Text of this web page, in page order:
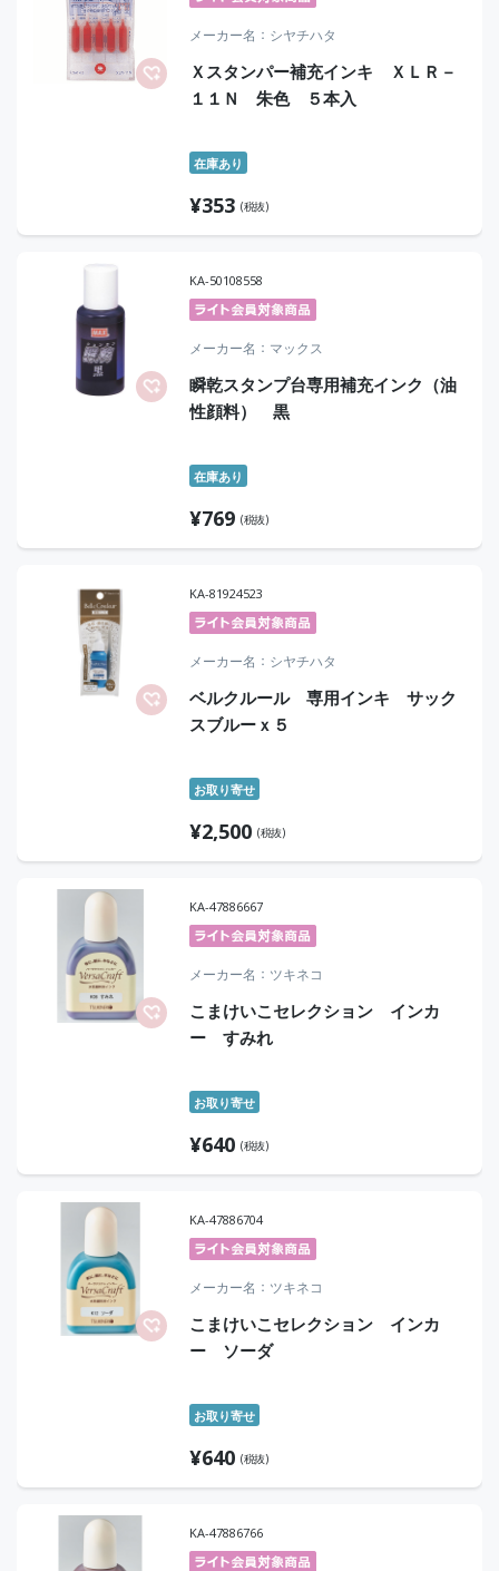
メーカー名 シヤチハタ
Ｘスタンパー補充インキ ＸＬＲ－
１１Ｎ 朱色 ５本入
在庫あり
¥353 (税抜)
KA-50108558
メーカー名 マックス
瞬乾スタンプ台専用補充インク（油
性顔料） 黒
在庫あり
¥769 (税抜)
KA-81924523
メーカー名 シヤチハタ
ベルクルール 専用インキ サック
スブルーｘ５
お取り寄せ
¥2,500 (税抜)
KA-47886667
メーカー名 ツキネコ
こまけいこセレクション インカ
ー すみれ
お取り寄せ
¥640 (税抜)
KA-47886704
メーカー名 ツキネコ
こまけいこセレクション インカ
ー ソーダ
お取り寄せ
¥640 (税抜)
KA-47886766